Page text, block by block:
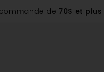
de 70$ et plus